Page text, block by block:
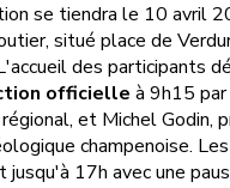
se tiendra le 10 avril
situé place de
des participants
officielle à 9h15
et Michel Godin,
champenoise.
jusqu'à 17h avec une